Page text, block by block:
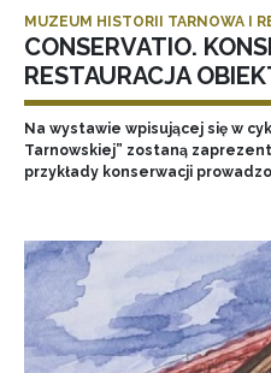
MUZEUM HISTORII TARNOWA I
CONSERVATIO.
RESTAURACJA
Na wystawie wpisującej się w
Tarnowskiej” zostaną
przykłady konserwacji